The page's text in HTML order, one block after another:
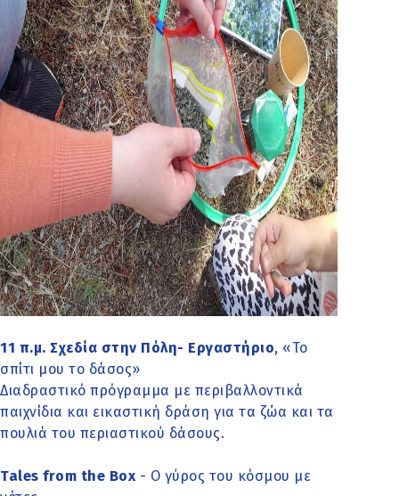
11 π.μ. Σχεδία στην Πόλη- Εργαστήριο, «Το
σπίτι μου το δάσος»
Διαδραστικό πρόγραμμα με περιβαλλοντικά
παιχνίδια και εικαστική δράση για τα ζώα και τα
πουλιά του περιαστικού δάσους.
Tales from the Box- Ο γύρος του κόσμου με